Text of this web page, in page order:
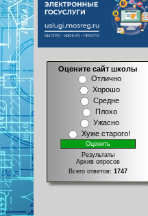
Оцените сайт школы
Отлично
Хорошо
Средне
Плохо
Ужасно
Хуже старого!
Результаты
Архив опросов
Всего ответов: 1747